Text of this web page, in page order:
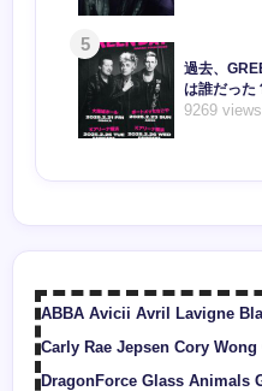
5
過去、
は誰だった
9269 views
ABBA Avicii Avril Lavigne
Carly Rae Jepsen Cory Wong
DragonForce Glass Animals